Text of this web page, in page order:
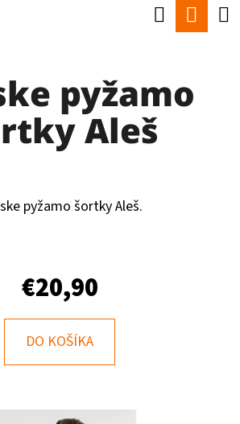
Hľadať
pyžamo
Aleš
pyžamo šortky Aleš.
€20,90
DO KOŠÍKA